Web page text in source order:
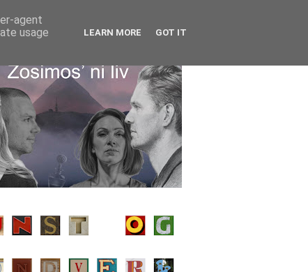
agent
usage
LEARN MORE GOT IT